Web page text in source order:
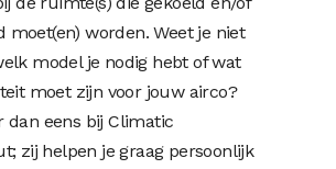
moet(en) worden. Weet je niet
model je nodig hebt of wat
moet zijn voor jouw airco?
dan eens bij Climatic
zij helpen je graag persoonlijk